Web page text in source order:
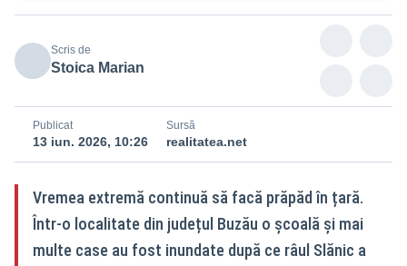
Scris de
Stoica Marian
Publicat
13 iun. 2026, 10:26
Sursă
realitatea.net
Vremea extremă continuă să facă prăpăd în țară.
Într-o localitate din județul Buzău o școală și mai
multe case au fost inundate după ce râul Slănic a